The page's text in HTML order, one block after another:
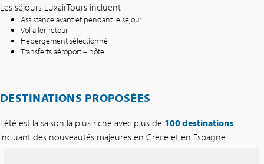
Les séjours LuxairTours incluent :
Assistance avant et pendant le séjour
Vol aller-retour
Hébergement sélectionné
Transferts aéroport – hôtel
DESTINATIONS PROPOSÉES
L’été est la saison la plus riche avec plus de 100 destinations
incluant des nouveautés majeures en Grèce et en Espagne.